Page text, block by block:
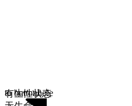
有生性状态
to buttonhole